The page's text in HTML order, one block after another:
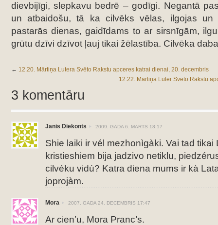
dievbijīgi, slepkavu bedrē – godīgi. Negantā
un atbaidošu, tā ka cilvēks vēlas, ilgojas
pastarās dienas, gaidīdams to ar sirsnīgām,
grūtu dzīvi dzīvot ļauj tikai žēlastība. Cilvēka
← 12.20. Mārtiņa Lutera Svēto Rakstu apceres katrai dienai, 20. decembris
12.22. Mārtiņa Luter Svēto Rakstu
3 komentāru
Janis Diekonts 2009. GADA 6. MARTS 18:17
Shie laiki ir vél mezhonìgàki. Vai tad tikai
kristieshiem bija jadzivo netiklu,
cilvéku vidù? Katra diena mums ir kà
joprojàm.
Mora 2007. GADA 24. DECEMBRIS 17:47
Ar cien’u, Mora Pranc’s.